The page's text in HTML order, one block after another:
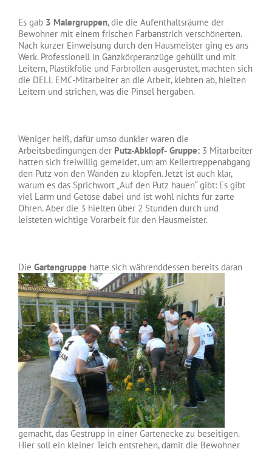
Es gab 3 Malergruppen, die die Aufenthaltsräume der
Bewohner mit einem frischen Farbanstrich verschönerten.
Nach kurzer Einweisung durch den Hausmeister ging es ans
Werk. Professionell in Ganzkörperanzüge gehüllt und mit
Leitern, Plastikfolie und Farbrollen ausgerüstet, machten sich
die DELL EMC-Mitarbeiter an die Arbeit, klebten ab, hielten
Leitern und strichen, was die Pinsel hergaben.
Weniger heiß, dafür umso dunkler waren die
Arbeitsbedingungen der Putz-Abklopf- Gruppe: 3 Mitarbeiter
hatten sich freiwillig gemeldet, um am Kellertreppenabgang
den Putz von den Wänden zu klopfen. Jetzt ist auch klar,
warum es das Sprichwort „Auf den Putz hauen“ gibt: Es gibt
viel Lärm und Getöse dabei und ist wohl nichts für zarte
Ohren. Aber die 3 hielten über 2 Stunden durch und
leisteten wichtige Vorarbeit für den Hausmeister.
Die Gartengruppe hatte sich währenddessen bereits daran
gemacht, das Gestrüpp in einer Gartenecke zu beseitigen.
Hier soll ein kleiner Teich entstehen, damit die Bewohner